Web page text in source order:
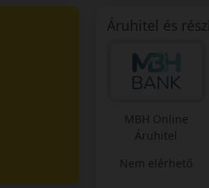
Áruhitel és
MBH Online
Áruhitel
Nem elérhető